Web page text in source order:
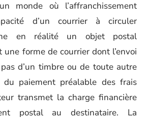
monde où l’affranchissement
d’un courrier à circuler
en réalité un objet postal
forme de courrier dont l’envoi
pas d’un timbre ou de toute autre
du paiement préalable des frais
transmet la charge financière
postal au destinataire. La